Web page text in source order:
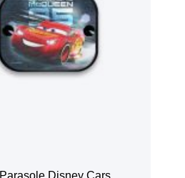
Disney Cars